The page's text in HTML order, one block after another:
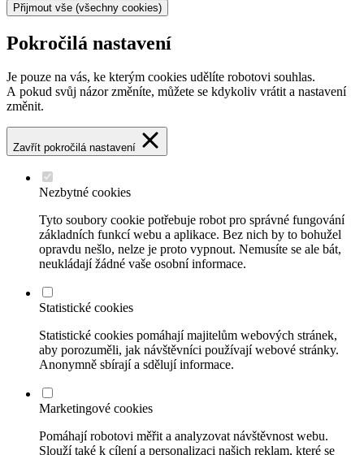
Přijmout vše (všechny cookies)
Pokročilá nastavení
Je pouze na vás, ke kterým cookies udělíte robotovi souhlas.
A pokud svůj názor změníte, můžete se kdykoliv vrátit a nastavení
změnit.
Zavřít pokročilá nastavení
Nezbytné cookies
Tyto soubory cookie potřebuje robot pro správné fungování
základních funkcí webu a aplikace. Bez nich by to bohužel
opravdu nešlo, nelze je proto vypnout. Nemusíte se ale bát,
neukládají žádné vaše osobní informace.
Statistické cookies
Statistické cookies pomáhají majitelům webových stránek,
aby porozuměli, jak návštěvníci používají webové stránky.
Anonymně sbírají a sdělují informace.
Marketingové cookies
Pomáhají robotovi měřit a analyzovat návštěvnost webu.
Slouží také k cílení a personalizaci našich reklam, které se